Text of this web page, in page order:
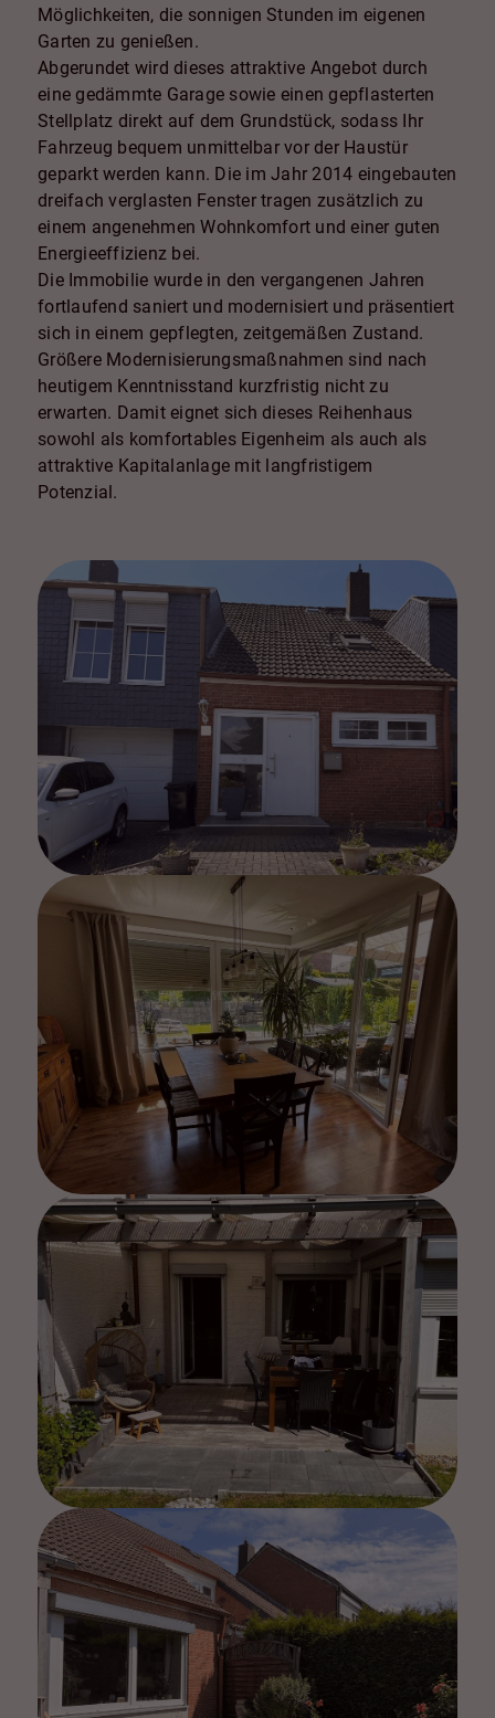
Möglichkeiten, die sonnigen Stunden im eigenen
Garten zu genießen.
Abgerundet wird dieses attraktive Angebot durch
eine gedämmte Garage sowie einen gepflasterten
Stellplatz direkt auf dem Grundstück, sodass Ihr
Fahrzeug bequem unmittelbar vor der Haustür
geparkt werden kann. Die im Jahr 2014 eingebauten
dreifach verglasten Fenster tragen zusätzlich zu
einem angenehmen Wohnkomfort und einer guten
Energieeffizienz bei.
Die Immobilie wurde in den vergangenen Jahren
fortlaufend saniert und modernisiert und präsentiert
sich in einem gepflegten, zeitgemäßen Zustand.
Größere Modernisierungsmaßnahmen sind nach
heutigem Kenntnisstand kurzfristig nicht zu
erwarten. Damit eignet sich dieses Reihenhaus
sowohl als komfortables Eigenheim als auch als
attraktive Kapitalanlage mit langfristigem
Potenzial.